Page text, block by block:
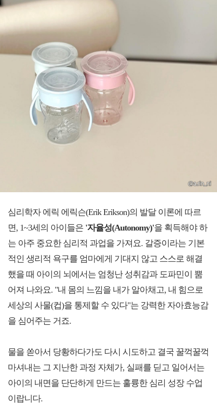
심리학자 에릭 에릭슨(Erik Erikson)의 발달 이론에 따르
면, 1~3세의 아이들은 '자율성(Autonomy)'을 획득해야 하
는 아주 중요한 심리적 과업을 가져요. 갈증이라는 기본
적인 생리적 욕구를 엄마에게 기대지 않고 스스로 해결
했을 때 아이의 뇌에서는 엄청난 성취감과 도파민이 뿜
어져 나와요. "내 몸의 느낌을 내가 알아채고, 내 힘으로
세상의 사물(컵)을 통제할 수 있다"는 강력한 자아효능감
을 심어주는 거죠.
물을 쏟아서 당황하다가도 다시 시도하고 결국 꿀꺽꿀꺽
마셔내는 그 지난한 과정 자체가, 실패를 딛고 일어서는
아이의 내면을 단단하게 만드는 훌륭한 심리 성장 수업
이랍니다.